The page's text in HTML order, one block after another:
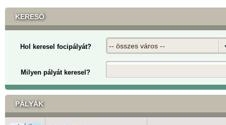
KERESŐ
Hol keresel focipályát? -- összes város --
Milyen pályát keresel?
PÁLYÁK